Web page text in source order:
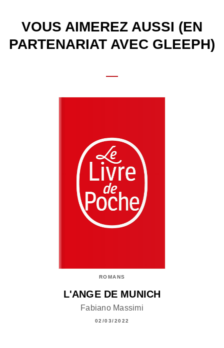
VOUS AIMEREZ AUSSI (EN
PARTENARIAT AVEC GLEEPH)
ROMANS
L'ANGE DE MUNICH
Fabiano Massimi
02/03/2022